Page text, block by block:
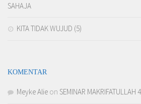
SAHAJA
KITA TIDAK WUJUD (5)
KOMENTAR
Meyke Alie on SEMINAR MAKRIFATULLAH